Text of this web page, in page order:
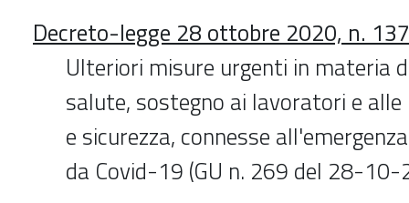
Decreto-legge 28 ottobre 2020, n. 137
Ulteriori misure urgenti in materia
salute, sostegno ai lavoratori e
e sicurezza, connesse
da Covid-19 (GU n. 269 del 28-10-